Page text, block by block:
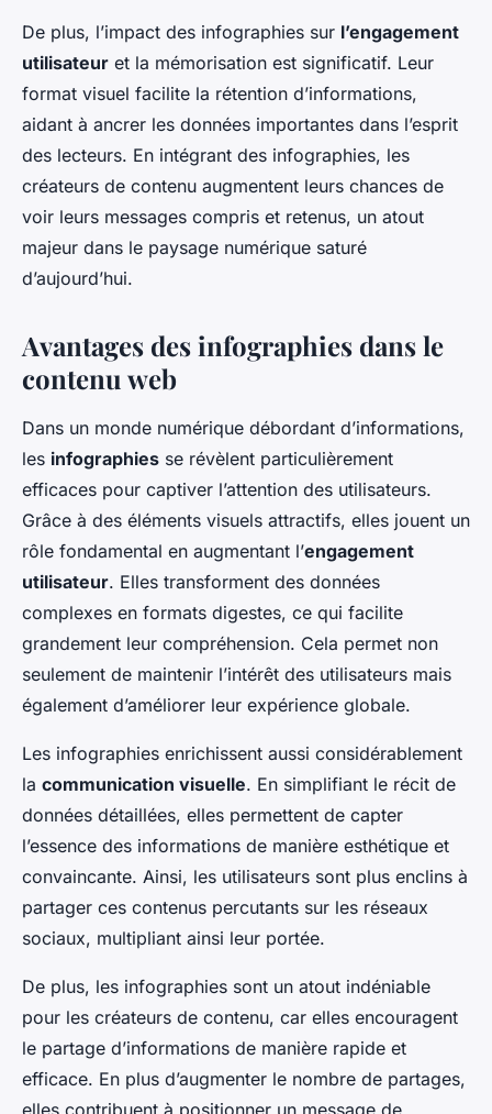
De plus, l’impact des infographies sur l’engagement
utilisateur et la mémorisation est significatif. Leur
format visuel facilite la rétention d’informations,
aidant à ancrer les données importantes dans l’esprit
des lecteurs. En intégrant des infographies, les
créateurs de contenu augmentent leurs chances de
voir leurs messages compris et retenus, un atout
majeur dans le paysage numérique saturé
d’aujourd’hui.
Avantages des infographies dans le
contenu web
Dans un monde numérique débordant d’informations,
les infographies se révèlent particulièrement
efficaces pour captiver l’attention des utilisateurs.
Grâce à des éléments visuels attractifs, elles jouent un
rôle fondamental en augmentant l’engagement
utilisateur. Elles transforment des données
complexes en formats digestes, ce qui facilite
grandement leur compréhension. Cela permet non
seulement de maintenir l’intérêt des utilisateurs mais
également d’améliorer leur expérience globale.
Les infographies enrichissent aussi considérablement
la communication visuelle. En simplifiant le récit de
données détaillées, elles permettent de capter
l’essence des informations de manière esthétique et
convaincante. Ainsi, les utilisateurs sont plus enclins à
partager ces contenus percutants sur les réseaux
sociaux, multipliant ainsi leur portée.
De plus, les infographies sont un atout indéniable
pour les créateurs de contenu, car elles encouragent
le partage d’informations de manière rapide et
efficace. En plus d’augmenter le nombre de partages,